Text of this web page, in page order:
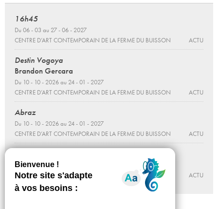
16h45
Du 06 - 03 au 27 - 06 - 2027
CENTRE D’ART CONTEMPORAIN DE LA FERME DU BUISSON
ACTU
Destin Vogoya
Brandon Gercara
Du 10 - 10 - 2026 au 24 - 01 - 2027
CENTRE D’ART CONTEMPORAIN DE LA FERME DU BUISSON
ACTU
Abraz
Du 10 - 10 - 2026 au 24 - 01 - 2027
CENTRE D’ART CONTEMPORAIN DE LA FERME DU BUISSON
ACTU
Du 10 - 10 au 13 - 12 - 2026
MABA
ACTU